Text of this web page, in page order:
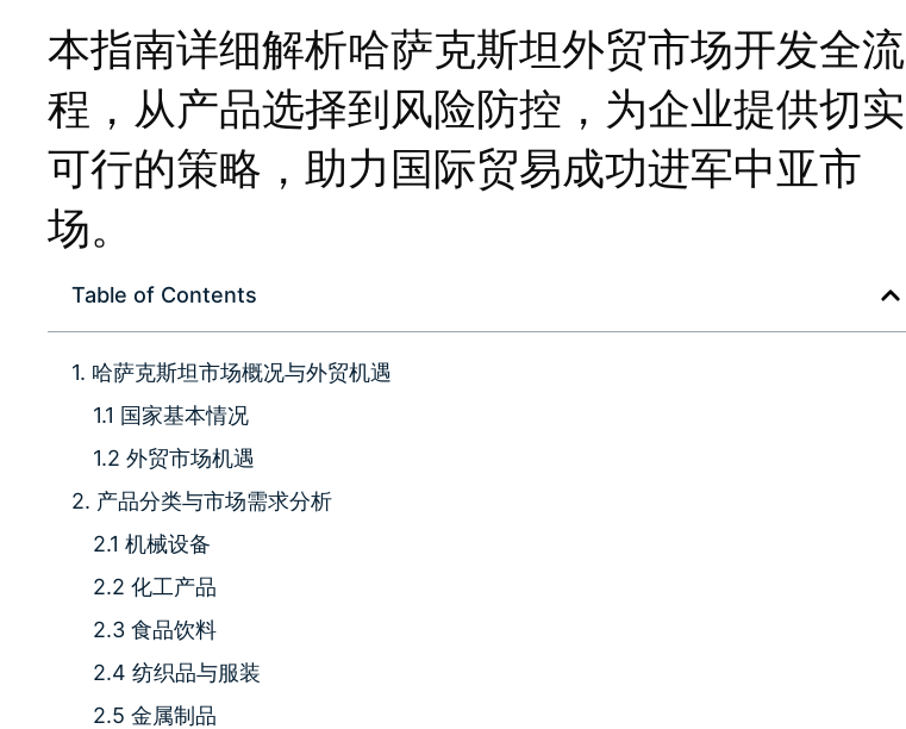
本指南详细解析哈萨克斯坦外贸市场开发全流
程，从产品选择到风险防控，为企业提供切实
可行的策略，助力国际贸易成功进军中亚市
场。
Table of Contents
1. 哈萨克斯坦市场概况与外贸机遇
1.1 国家基本情况
1.2 外贸市场机遇
2. 产品分类与市场需求分析
2.1 机械设备
2.2 化工产品
2.3 食品饮料
2.4 纺织品与服装
2.5 金属制品